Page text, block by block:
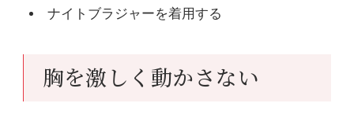
ナイトブラジャーを着用する
胸を激しく動かさない